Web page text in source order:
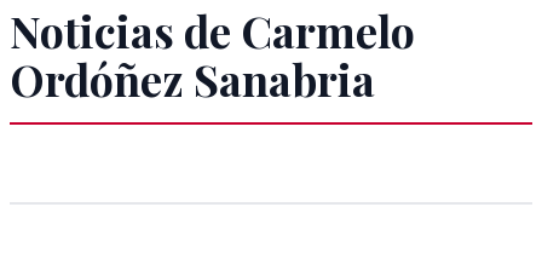
Noticias de Carmelo
Ordóñez Sanabria